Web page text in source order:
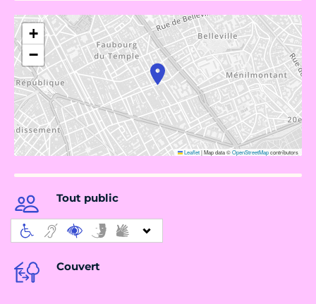
+
−
Leaflet|Map data ©OpenStreetMapcontributors
Tout public
Couvert